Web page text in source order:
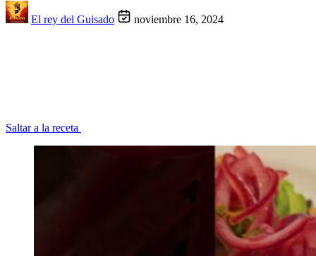
El rey del Guisado noviembre 16, 2024
Saltar a la receta